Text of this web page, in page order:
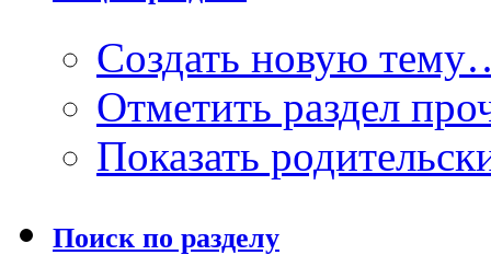
Создать новую
Отметить раздел
Показать
Поиск по разделу